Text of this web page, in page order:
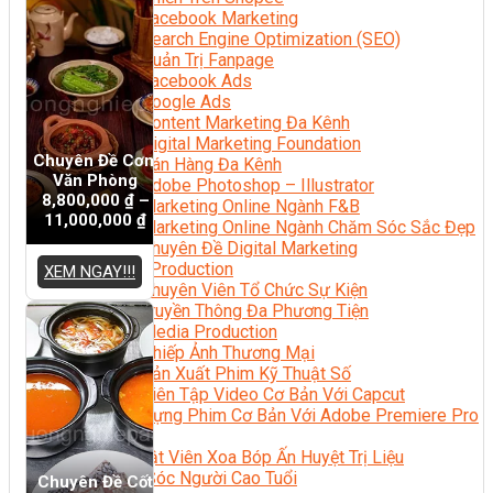
Facebook Marketing
Search Engine Optimization (SEO)
Quản Trị Fanpage
Facebook Ads
Google Ads
Content Marketing Đa Kênh
Digital Marketing Foundation
Bán Hàng Đa Kênh
Adobe Photoshop – Illustrator
Marketing Online Ngành F&B
Marketing Online Ngành Chăm Sóc Sắc Đẹp
Chuyên Đề Digital Marketing
Media Production
Chuyên Viên Tổ Chức Sự Kiện
Truyền Thông Đa Phương Tiện
Media Production
Nhiếp Ảnh Thương Mại
Sản Xuất Phim Kỹ Thuật Số
Biên Tập Video Cơ Bản Với Capcut
Dựng Phim Cơ Bản Với Adobe Premiere Pro
Sức Khỏe
Kỹ Thuật Viên Xoa Bóp Ấn Huyệt Trị Liệu
Chăm Sóc Người Cao Tuổi
Chuyên Đề Cơm
Văn Phòng
8,800,000 ₫–
11,000,000 ₫
XEM NGAY!!!
Chuyên Đề Cốt